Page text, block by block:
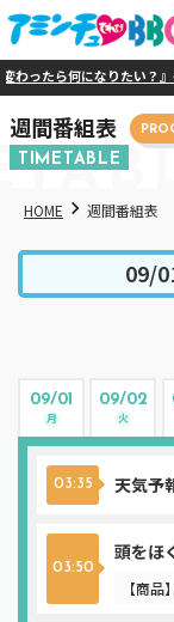
たら何になりたい？』の
週間番組表
TIMETABLE
HOME 週間番組表
09/
09/01
月
09/02
火
03:35 天気予
03:50
頭をほ
【商